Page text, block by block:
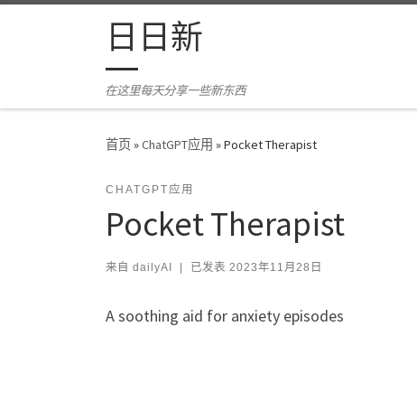
Skip to content日日新
在这里每天分享一些新东西
首页»ChatGPT应用 »Pocket Therapist
CHATGPT应用
Pocket Therapist
来自 dailyAI 已发表 2023年11月28日
A soothing aid for anxiety episodes